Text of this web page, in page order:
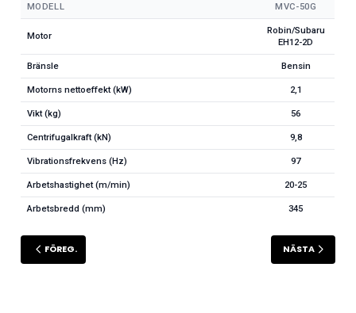
MODELL MVC-50G
Motor
Robin/Subaru
EH12-2D
Bränsle Bensin
Motorns nettoeffekt (kW) 2,1
Vikt (kg) 56
Centrifugalkraft (kN) 9,8
Vibrationsfrekvens (Hz) 97
Arbetshastighet (m/min) 20-25
Arbetsbredd (mm) 345
FÖREG. NÄSTA